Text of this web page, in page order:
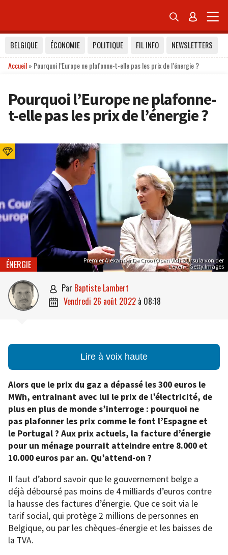
 
BELGIQUE ÉCONOMIE POLITIQUE FIL INFO
NEWSLETTERS
Accueil» Pourquoi l’Europe ne plafonne-t-elle pas les prix de l’énergie ?
Pourquoi l’Europe ne plafonne-
t-elle pas les prix de l’énergie ?
Premier Alexander De Croo (Open Vld) & Ursula von der
Leyen – Getty Images
ÉNERGIE
 par Baptiste Lambert
 vendredi 26 août 2022 à 08:18
Lire à voix haute
Alors que le prix du gaz a dépassé les 300 euros le
MWh, entrainant avec lui le prix de l’électricité, de
plus en plus de monde s’interroge : pourquoi ne
pas plafonner les prix comme le font l’Espagne et
le Portugal ? Aux prix actuels, la facture d’énergie
pour un ménage pourrait atteindre entre 8.000 et
10.000 euros par an. Qu’attend-on ?
Il faut d’abord savoir que le gouvernement belge a
déjà déboursé pas moins de 4 milliards d’euros contre
la hausse des factures d’énergie. Que ce soit via le
tarif social, qui protège 2 millions de personnes en
Belgique, ou par les chèques-énergie et les baisses de
la TVA.